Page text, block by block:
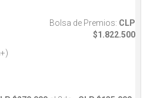
Bolsa de Premios: CLP
$1.822.500